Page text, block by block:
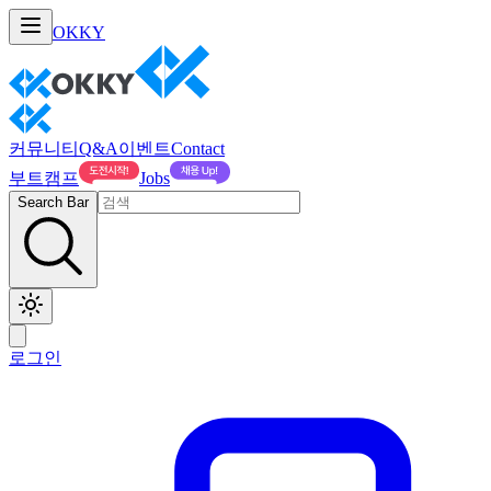
OKKY
커뮤니티 Q&A이벤트Contact
부트캠프
Jobs
Search Bar
로그인